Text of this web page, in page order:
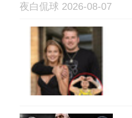
夜白侃球 2026-08-07